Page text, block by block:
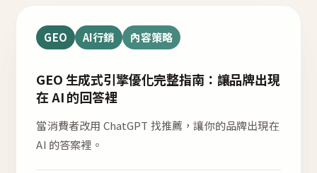
GEO AI行銷 內容策略
GEO 生成式引擎優化完整指南：讓品牌出現
在 AI 的回答裡
當消費者改用 ChatGPT 找推薦，讓你的品牌出現在
AI 的答案裡。